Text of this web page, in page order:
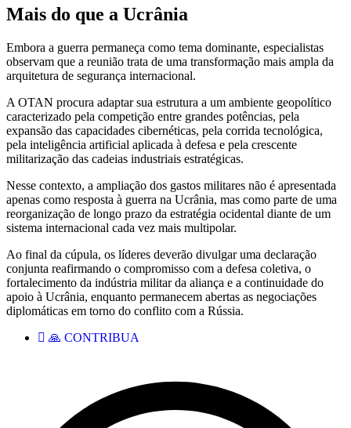
Mais do que a Ucrânia
Embora a guerra permaneça como tema dominante, especialistas
observam que a reunião trata de uma transformação mais ampla da
arquitetura de segurança internacional.
A OTAN procura adaptar sua estrutura a um ambiente geopolítico
caracterizado pela competição entre grandes potências, pela
expansão das capacidades cibernéticas, pela corrida tecnológica,
pela inteligência artificial aplicada à defesa e pela crescente
militarização das cadeias industriais estratégicas.
Nesse contexto, a ampliação dos gastos militares não é apresentada
apenas como resposta à guerra na Ucrânia, mas como parte de uma
reorganização de longo prazo da estratégia ocidental diante de um
sistema internacional cada vez mais multipolar.
Ao final da cúpula, os líderes deverão divulgar uma declaração
conjunta reafirmando o compromisso com a defesa coletiva, o
fortalecimento da indústria militar da aliança e a continuidade do
apoio à Ucrânia, enquanto permanecem abertas as negociações
diplomáticas em torno do conflito com a Rússia.
🙏 CONTRIBUA